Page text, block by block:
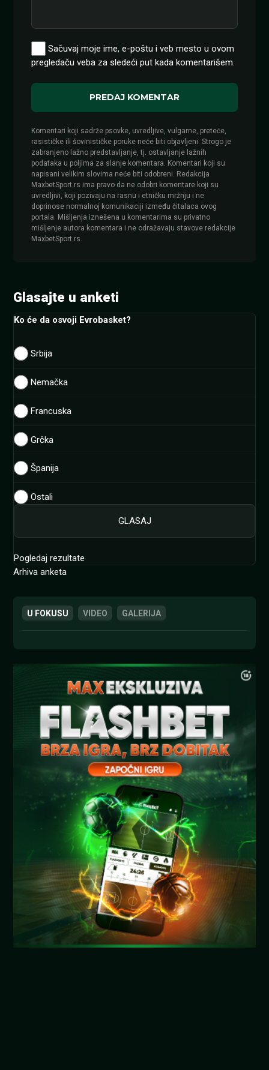
Sačuvaj moje ime, e-poštu i veb mesto u ovom
pregledaču veba za sledeći put kada komentarišem.
Komentari koji sadrže psovke, uvredljive, vulgarne, preteće,
rasističke ili šovinističke poruke neće biti objavljeni. Strogo je
zabranjeno lažno predstavljanje, tj. ostavljanje lažnih
podataka u poljima za slanje komentara. Komentari koji su
napisani velikim slovima neće biti odobreni. Redakcija
MaxbetSport.rs ima pravo da ne odobri komentare koji su
uvredljivi, koji pozivaju na rasnu i etničku mržnju i ne
doprinose normalnoj komunikaciji između čitalaca ovog
portala. Mišljenja iznešena u komentarima su privatno
mišljenje autora komentara i ne odražavaju stavove redakcije
MaxbetSport.rs.
Glasajte u anketi
Ko će da osvoji Evrobasket?
Srbija
Nemačka
Francuska
Grčka
Španija
Ostali
Pogledaj rezultate
Arhiva anketa
U FOKUSU VIDEO GALERIJA